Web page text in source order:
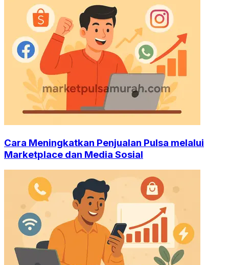
Cara Meningkatkan Penjualan Pulsa melalui
Marketplace dan Media Sosial